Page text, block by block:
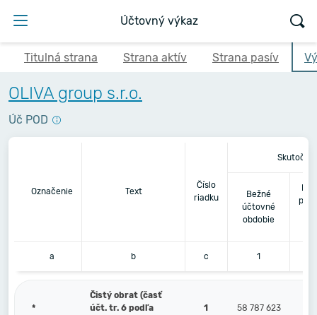
Účtovný výkaz
Titulná strana Strana aktív Strana pasív
OLIVA group s.r.o.
Úč POD
Označenie Text
Číslo
riadku
Bežné
účtovné
obdobie
a b c 1
*
Čistý obrat (časť
účt. tr. 6 podľa
1 58 787 623